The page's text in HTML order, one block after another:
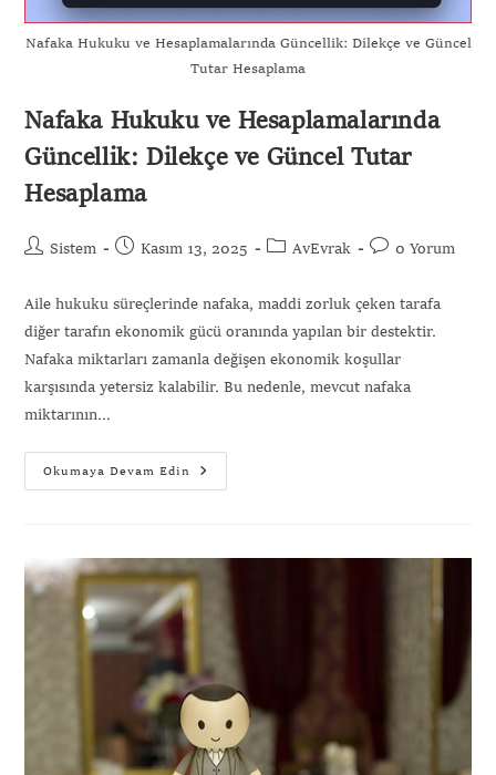
Nafaka Hukuku ve Hesaplamalarında Güncellik: Dilekçe ve Güncel
Tutar Hesaplama
Nafaka Hukuku ve Hesaplamalarında
Güncellik: Dilekçe ve Güncel Tutar
Hesaplama
Sistem Kasım 13, 2025 AvEvrak 0 Yorum
Aile hukuku süreçlerinde nafaka, maddi zorluk çeken tarafa
diğer tarafın ekonomik gücü oranında yapılan bir destektir.
Nafaka miktarları zamanla değişen ekonomik koşullar
karşısında yetersiz kalabilir. Bu nedenle, mevcut nafaka
miktarının…
Okumaya Devam Edin